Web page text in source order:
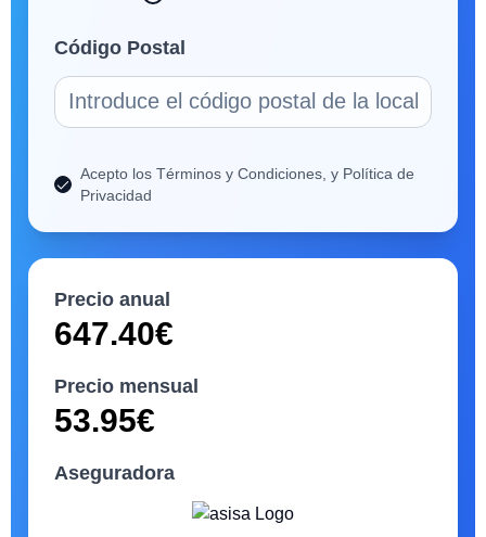
Código Postal
Acepto los Términos y Condiciones, y Política de
Privacidad
Precio anual
647.40€
Precio mensual
53.95€
Aseguradora